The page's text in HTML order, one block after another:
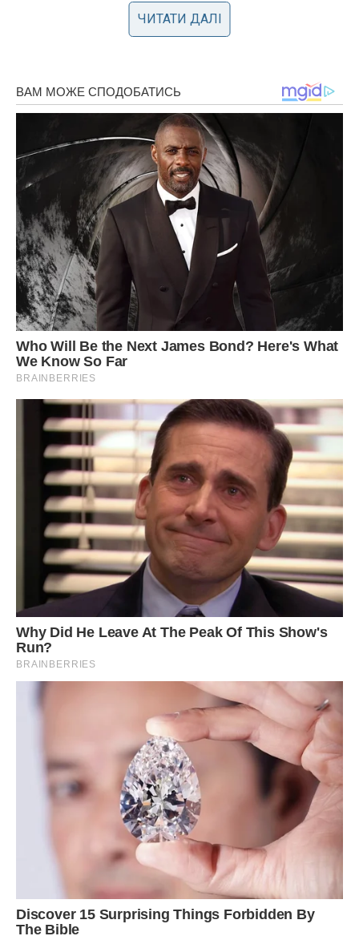
– А як я буду жити? – влаштувала істерику мама, –
Невістка хіба за мною буде ходити? Ти сама винна в
«Повинна, повинна, повинна», – дзвеніло у вухах у Тані. І
тільки син, який дізнався, що з його матір’ю і скільки
потрібно грошей, мовчки пішов і написав заяву в інституті,
і гроші сплачені за рік, а справа була у вересні, йому
повернули. А потім працювати влаштувався.
А Таня пішла лікуватися. І допомогло. І немов разом з
хворобою, розпрямила Таня спину і скинула весь свій
величезний борг перед усіма.
І квартиру собі зняла, пішовши від чоловіка, а потім
розлучилася і поділила на три частини гроші від продажу
нею, між іншим, заробленої троячки.
Вони з сином взяли по квартирі з іпотеками, а чоловік свої
гроші прогуляв, повернувся в передмістя, до старих
батьків. І мама живе з братом і його сім’єю, намагається
Тані нагадати про борг, дзвонить, лається. Та ще й брата,
нарешті, з Таниної роботи попросили, тому що вона
перестала заступатися і покривати його косяки.
І тепер вона невдячна дочка, що не виправдала надій,
зрадлива дружина, що позбавила чоловіка квартири,
хрінова сестра, яка нічим не допомогла рідному брату, а
ще й свою стару матір на його плечі звалила.
Зате Таня вперше в житті на 6-му десятку років нікому
ЧИТАТИ ДАЛІ